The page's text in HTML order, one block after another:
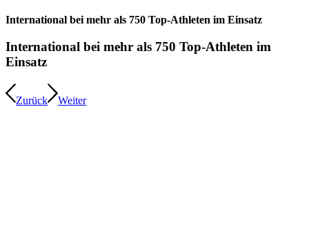
International bei mehr als 750 Top-Athleten im Einsatz
International bei mehr als 750 Top-Athleten im
Einsatz
Zurück Weiter